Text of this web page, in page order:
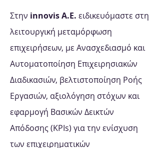
Στην innovis Α.Ε. ειδικευόμαστε στη
λειτουργική μεταμόρφωση
επιχειρήσεων, με Ανασχεδιασμό και
Αυτοματοποίηση Επιχειρησιακών
Διαδικασιών, βελτιστοποίηση Ροής
Εργασιών, αξιολόγηση στόχων και
εφαρμογή Βασικών Δεικτών
Απόδοσης (KPIs) για την ενίσχυση
των επιχειρηματικών